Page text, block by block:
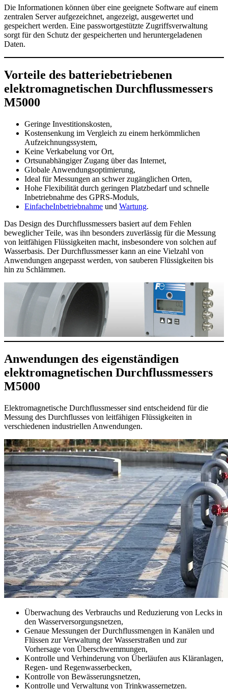
Die Informationen können über eine geeignete Software auf einem
zentralen Server aufgezeichnet, angezeigt, ausgewertet und
gespeichert werden. Eine passwortgestützte Zugriffsverwaltung
sorgt für den Schutz der gespeicherten und heruntergeladenen
Daten.
Vorteile des batteriebetriebenen
elektromagnetischen Durchflussmessers
M5000
Geringe Investitionskosten,
Kostensenkung im Vergleich zu einem herkömmlichen
Aufzeichnungssystem,
Keine Verkabelung vor Ort,
Ortsunabhängiger Zugang über das Internet,
Globale Anwendungsoptimierung,
Ideal für Messungen an schwer zugänglichen Orten,
Hohe Flexibilität durch geringen Platzbedarf und schnelle
Inbetriebnahme des GPRS-Moduls,
EinfacheInbetriebnahme und Wartung.
Das Design des Durchflussmessers basiert auf dem Fehlen
beweglicher Teile, was ihn besonders zuverlässig für die Messung
von leitfähigen Flüssigkeiten macht, insbesondere von solchen auf
Wasserbasis. Der Durchflussmesser kann an eine Vielzahl von
Anwendungen angepasst werden, von sauberen Flüssigkeiten bis
hin zu Schlämmen.
Anwendungen des eigenständigen
elektromagnetischen Durchflussmessers
M5000
Elektromagnetische Durchflussmesser sind entscheidend für die
Messung des Durchflusses von leitfähigen Flüssigkeiten in
verschiedenen industriellen Anwendungen.
Überwachung des Verbrauchs und Reduzierung von Lecks in
den Wasserversorgungsnetzen,
Genaue Messungen der Durchflussmengen in Kanälen und
Flüssen zur Verwaltung der Wasserstraßen und zur
Vorhersage von Überschwemmungen,
Kontrolle und Verhinderung von Überläufen aus Kläranlagen,
Regen- und Regenwasserbecken,
Kontrolle von Bewässerungsnetzen,
Kontrolle und Verwaltung von Trinkwassernetzen.